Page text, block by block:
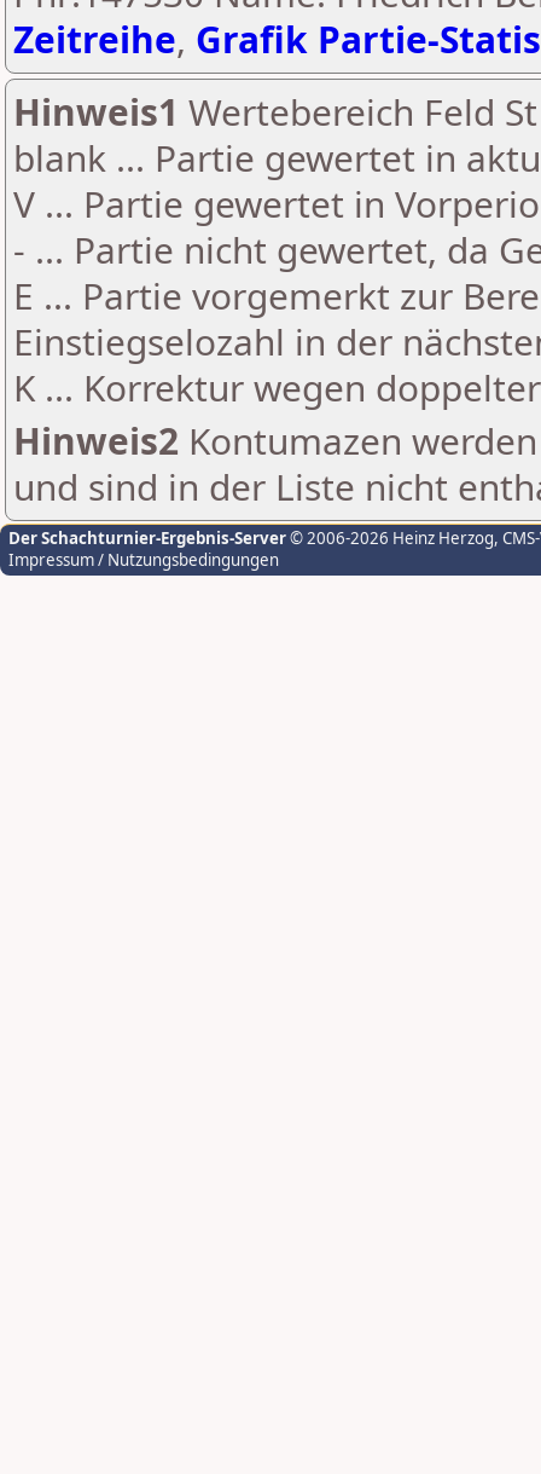
Zeitreihe, Grafik Partie-
Hinweis1 Wertebereich Feld
blank ... Partie gewertet in
V ... Partie gewertet in
- ... Partie nicht gewertet, da
E ... Partie vorgemerkt zur
Einstiegselozahl in der
K ... Korrektur wegen
Hinweis2 Kontumazen
und sind in der Liste nicht
Der Schachturnier-Ergebnis-Server© 2006-2026 Heinz Herzog,
Impressum / Nutzungsbedingungen